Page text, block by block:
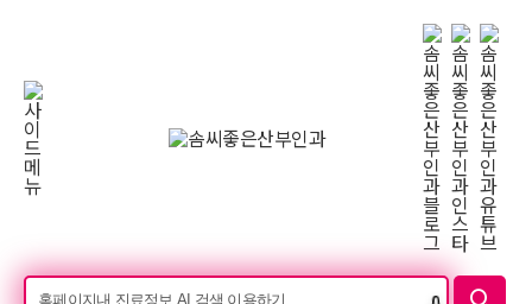
메 미세스질성형 미스질성형 재수술프로그램
소음순수술
솜씨소개 줄기세포